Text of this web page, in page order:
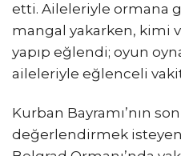
etti. Aileleriyle ormana
mangal yakarken, kimi
yapıp eğlendi; oyun
aileleriyle eğlenceli
Kurban Bayramı’nın
değerlendirmek